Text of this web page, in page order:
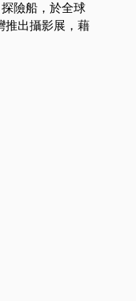
險船，於全球
推出攝影展，藉